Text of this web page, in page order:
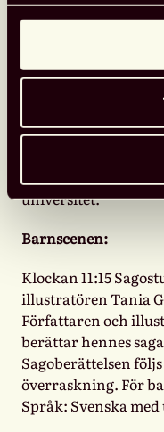
meänkieitalande
försvenskningen
och
hundra år senare.
numera utdömda
effekter den idén
flerspråkighet mer
med Forum för
universitet.
Barnscenen:
Klockan 11:15
illustratören Tania
Författaren och
berättar hennes
Sagoberättelsen
överraskning. För
Språk: Svenska